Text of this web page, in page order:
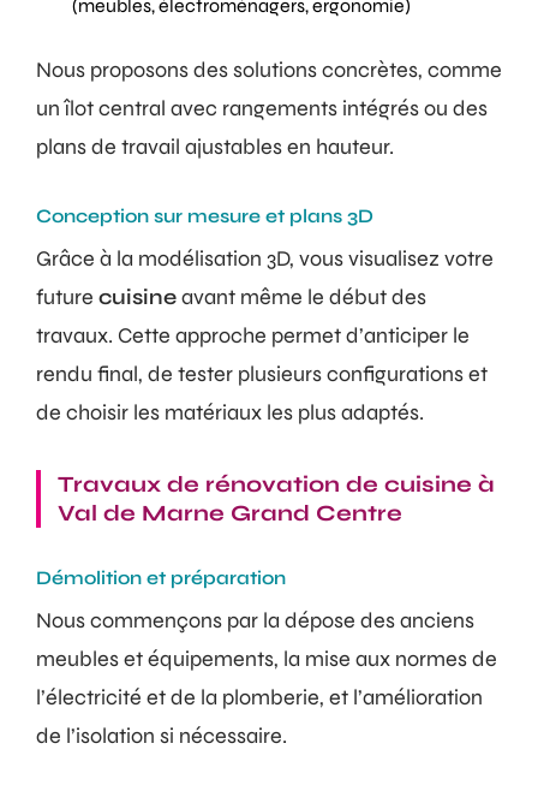
(meubles, électroménagers, ergonomie)
Nous proposons des solutions concrètes, comme
un îlot central avec rangements intégrés ou des
plans de travail ajustables en hauteur.
Conception sur mesure et plans 3D
Grâce à la modélisation 3D, vous visualisez votre
future cuisineavant même le début des
travaux. Cette approche permet d’anticiper le
rendu final, de tester plusieurs configurations et
de choisir les matériaux les plus adaptés.
Travaux de rénovation de cuisine à
Val de Marne Grand Centre
Démolition et préparation
Nous commençons par la dépose des anciens
meubles et équipements, la mise aux normes de
l’électricité et de la plomberie, et l’amélioration
de l’isolation si nécessaire.